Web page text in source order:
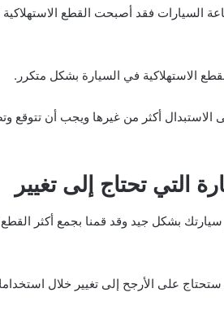
السيارات فقد أصبحت القطع الاستهلاكية
الاستهلاكية في السيارة بشكل متكرر.
الاستبدال أكثر من غيرها ويجب أن تتوقع
التي تحتاج إلى تغيير
بشكل جيد وقد قمنا بجمع أكثر
ستحتاج على الأرجح إلى تغيير خلال